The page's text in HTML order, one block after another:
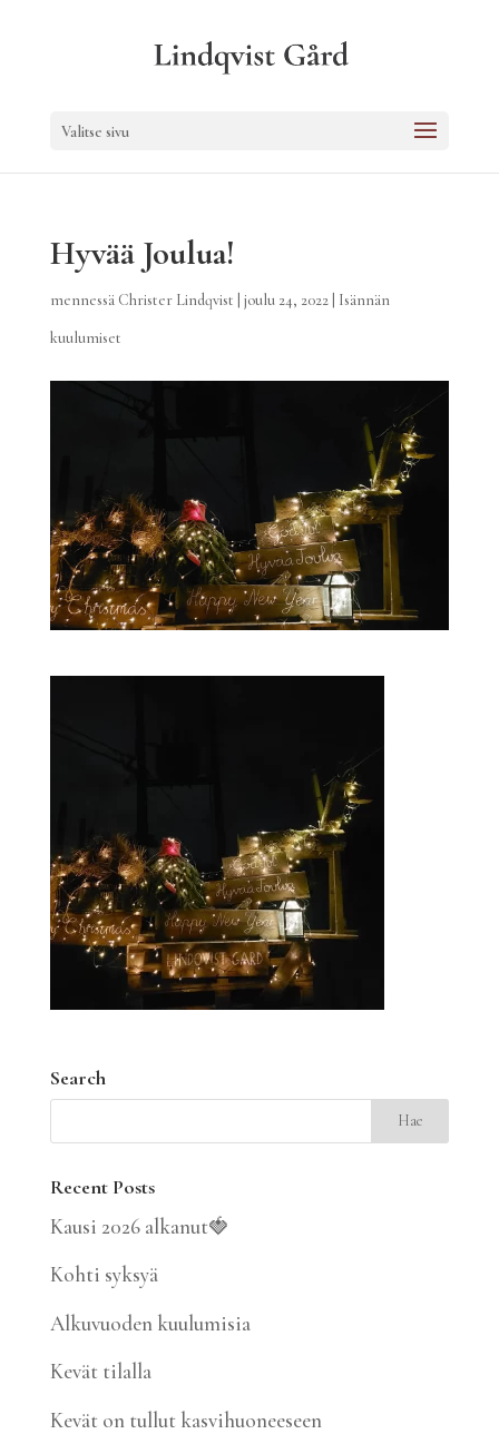
Valitse sivu
Hyvää Joulua!
mennessä Christer Lindqvist joulu 24, 2022| Isännän
kuulumiset
Search
Recent Posts
Kausi 2026 alkanut🍓
Kohti syksyä
Alkuvuoden kuulumisia
Kevät tilalla
Kevät on tullut kasvihuoneeseen